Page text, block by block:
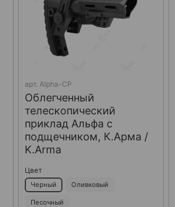
арт.Alpha-CP
Облегченный
телескопический
приклад Альфа с
подщечником, К.Арма /
K.Arma
Цвет
Черный Оливковый
Песочный